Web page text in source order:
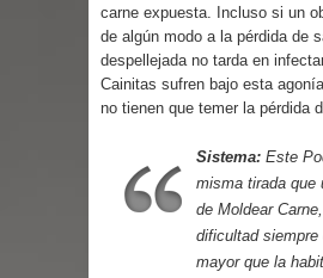
carne expuesta. Incluso si un
de algún modo a la pérdida de
despellejada no tarda en
Cainitas sufren bajo esta
no tienen que temer la pérdida
Sistema: Este
misma tirada que
de Moldear
dificultad siempre
mayor que la